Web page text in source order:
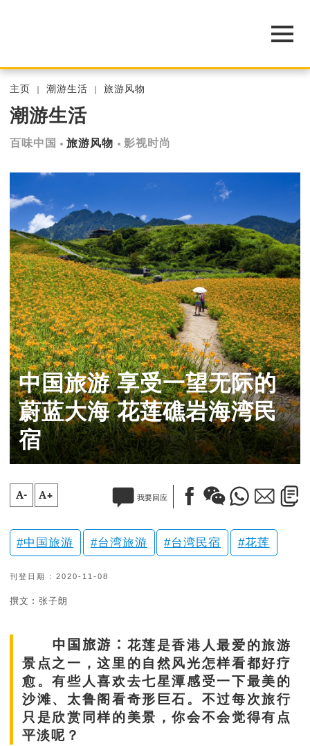
主页 潮游生活 旅游风物
潮游生活
百味中国 旅游风物 影视时尚
中国旅游 享受一望无际的
蔚蓝大海 花莲礁岩海湾民
宿
A- A+ 我要回应
中国旅游 台湾旅游 台湾民宿 花莲
刊登日期 : 2020-11-08
撰文︰张子朗
中国旅游： 花莲是香港人最爱的旅游
景点之一，这里的自然风光怎样看都好疗
愈。有些人喜欢去七星潭感受一下最美的
沙滩、 太鲁阁看奇形 巨石。 不过每次旅行
只是欣赏 同样的美景，你会不会觉得有点
平淡呢？